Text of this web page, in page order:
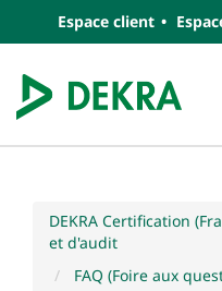
Espace client
DEKRA Certification
et d'audit
FAQ (Foire aux